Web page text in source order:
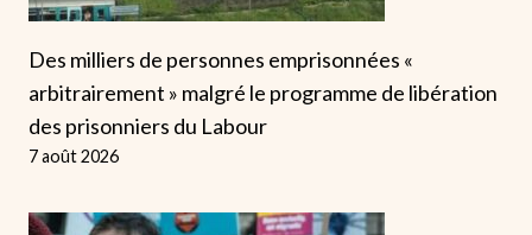
Des milliers de personnes emprisonnées «
arbitrairement » malgré le programme de libération
des prisonniers du Labour
7 août 2026